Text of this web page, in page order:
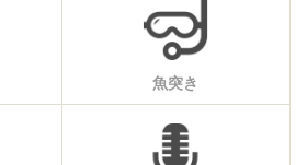
魚突き